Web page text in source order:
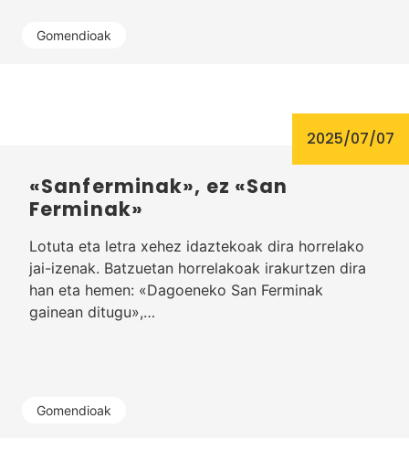
Gomendioak
Gomendioak
2025/07/07
«Sanferminak», ez «San
Ferminak»
Lotuta eta letra xehez idaztekoak dira horrelako
jai-izenak. Batzuetan horrelakoak irakurtzen dira
han eta hemen: «Dagoeneko San Ferminak
gainean ditugu»,…